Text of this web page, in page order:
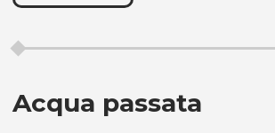
Acqua passata